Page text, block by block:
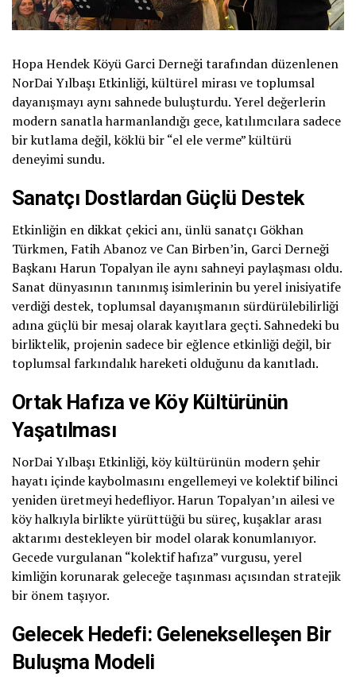
Hopa Hendek Köyü Garci Derneği tarafından düzenlenen
NorDai Yılbaşı Etkinliği, kültürel mirası ve toplumsal
dayanışmayı aynı sahnede buluşturdu. Yerel değerlerin
modern sanatla harmanlandığı gece, katılımcılara sadece
bir kutlama değil, köklü bir “el ele verme” kültürü
deneyimi sundu.
Sanatçı Dostlardan Güçlü Destek
Etkinliğin en dikkat çekici anı, ünlü sanatçı Gökhan
Türkmen, Fatih Abanoz ve Can Birben’in, Garci Derneği
Başkanı Harun Topalyan ile aynı sahneyi paylaşması oldu.
Sanat dünyasının tanınmış isimlerinin bu yerel inisiyatife
verdiği destek, toplumsal dayanışmanın sürdürülebilirliği
adına güçlü bir mesaj olarak kayıtlara geçti. Sahnedeki bu
birliktelik, projenin sadece bir eğlence etkinliği değil, bir
toplumsal farkındalık hareketi olduğunu da kanıtladı.
Ortak Hafıza ve Köy Kültürünün
Yaşatılması
NorDai Yılbaşı Etkinliği, köy kültürünün modern şehir
hayatı içinde kaybolmasını engellemeyi ve kolektif bilinci
yeniden üretmeyi hedefliyor. Harun Topalyan’ın ailesi ve
köy halkıyla birlikte yürüttüğü bu süreç, kuşaklar arası
aktarımı destekleyen bir model olarak konumlanıyor.
Gecede vurgulanan “kolektif hafıza” vurgusu, yerel
kimliğin korunarak geleceğe taşınması açısından stratejik
bir önem taşıyor.
Gelecek Hedefi: Gelenekselleşen Bir
Buluşma Modeli